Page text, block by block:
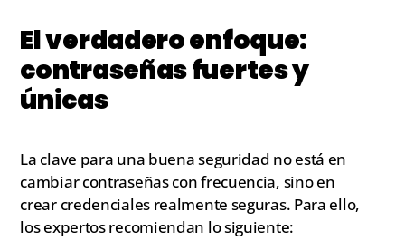
El verdadero enfoque:
contraseñas fuertes y
únicas
La clave para una buena seguridad no está en
cambiar contraseñas con frecuencia, sino en
crear credenciales realmente seguras. Para ello,
los expertos recomiendan lo siguiente: